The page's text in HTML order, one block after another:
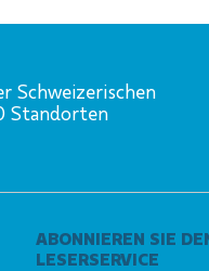
Schweizerischen
Standorten
ABONNIEREN SIE
LESERSERVICE